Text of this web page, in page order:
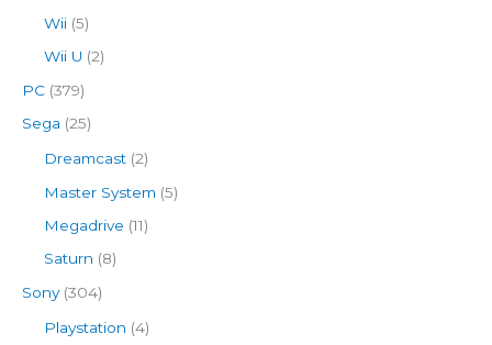
Wii (5)
Wii U (2)
PC (379)
Sega (25)
Dreamcast (2)
Master System (5)
Megadrive (11)
Saturn (8)
Sony(304)
Playstation (4)